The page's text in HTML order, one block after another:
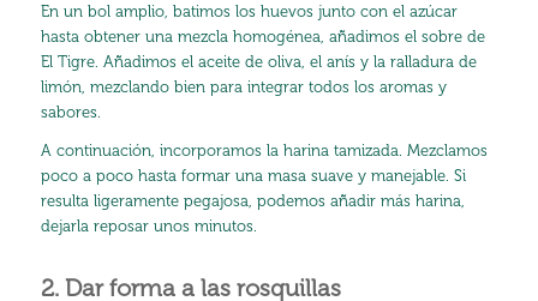
En un bol amplio, batimos los huevos junto con el azúcar
hasta obtener una mezcla homogénea, añadimos el sobre de
El Tigre. Añadimos el aceite de oliva, el anís y la ralladura de
limón, mezclando bien para integrar todos los aromas y
sabores.
A continuación, incorporamos la harina tamizada. Mezclamos
poco a poco hasta formar una masa suave y manejable. Si
resulta ligeramente pegajosa, podemos añadir más harina,
dejarla reposar unos minutos.
2. Dar forma a las rosquillas